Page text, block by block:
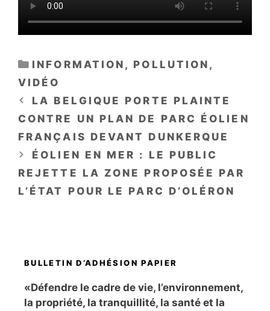
CATÉGORIES
INFORMATION , POLLUTION ,
VIDÉO
LA BELGIQUE PORTE PLAINTE
CONTRE UN PLAN DE PARC ÉOLIEN
FRANÇAIS DEVANT DUNKERQUE
ÉOLIEN EN MER : LE PUBLIC
REJETTE LA ZONE PROPOSÉE PAR
L’ÉTAT POUR LE PARC D’OLÉRON
BULLETIN D’ADHÉSION PAPIER
«Défendre le cadre de vie, l’environnement,
la propriété, la tranquillité, la santé et la